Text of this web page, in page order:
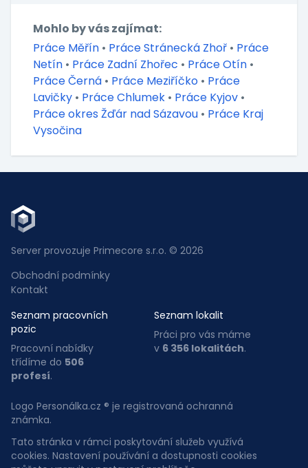
Mohlo by vás zajímat:
Práce Měřín • Práce Stránecká Zhoř • Práce
Netín • Práce Zadní Zhořec • Práce Otín •
Práce Černá • Práce Meziříčko • Práce
Lavičky • Práce Chlumek • Práce Kyjov •
Práce okres Žďár nad Sázavou • Práce Kraj
Vysočina
Server provozuje Primecore s.r.o. © 2026
Obchodní podmínky
Kontakt
Seznam pracovních
pozic
Pracovní nabídky
třídíme do 506
profesí.
Seznam lokalit
Práci pro vás máme
v 6 356 lokalitách.
Logo Personálka.cz ® je registrovaná ochranná
známka.
Tato stránka v rámci poskytování služeb využívá
cookies. Nastavení používání a dostupnosti cookies